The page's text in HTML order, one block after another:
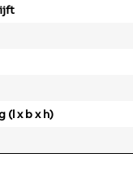
(l x b x h)